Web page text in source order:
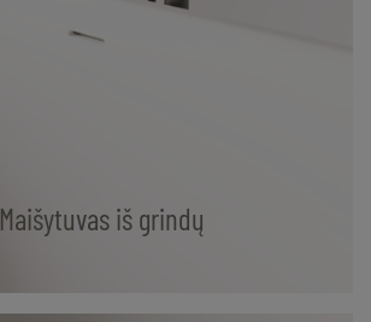
Maišytuvas iš grindų